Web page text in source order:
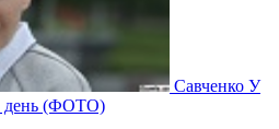
Савченко У
день (ФОТО)